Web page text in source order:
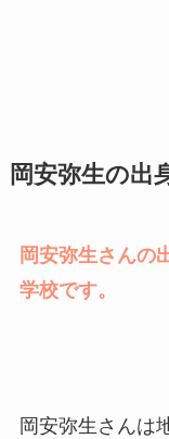
岡安弥生の出
岡安弥生さんの
学校です。
岡安弥生さんは